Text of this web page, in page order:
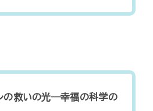
の救いの光―幸福の科学の